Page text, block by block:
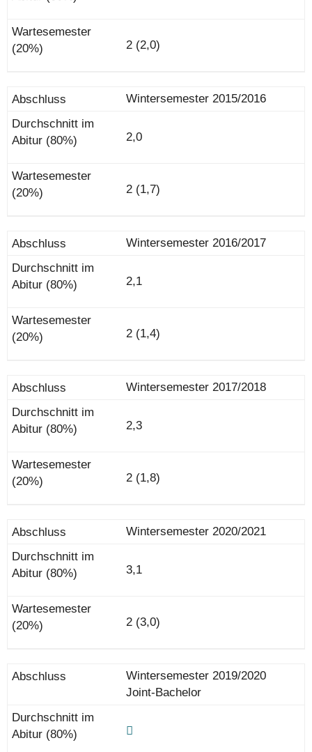
2 (2,0)
Wintersemester 2015/2016
2,0
2 (1,7)
Wintersemester 2016/2017
2,1
2 (1,4)
Wintersemester 2017/2018
2,3
2 (1,8)
Wintersemester 2020/2021
3,1
2 (3,0)
Wintersemester 2019/2020
Joint-Bachelor